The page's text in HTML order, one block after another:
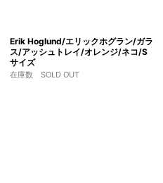
Erik Hoglund/エリックホグラン/ガラ
ス/アッシュトレイ/オレンジ/ネコ/S
サイズ
在庫数 SOLD OUT